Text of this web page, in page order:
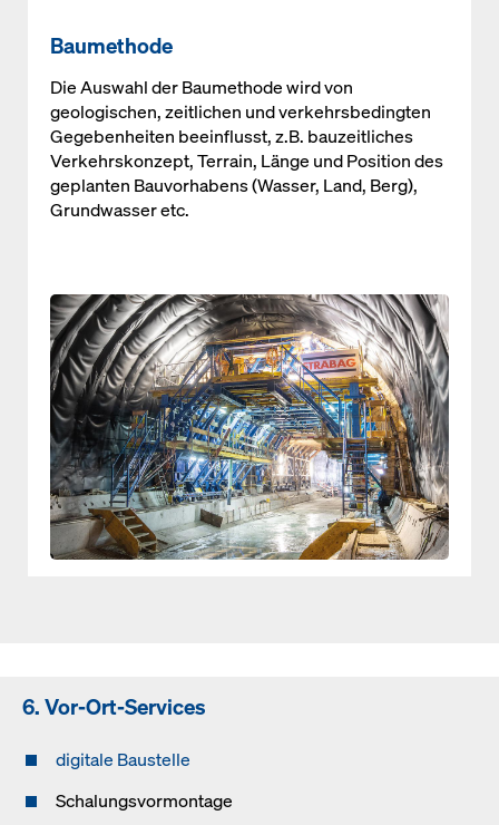
Baumethode
Die Auswahl der Baumethode wird von
geologischen, zeitlichen und verkehrsbedingten
Gegebenheiten beeinflusst, z.B. bauzeitliches
Verkehrskonzept, Terrain, Länge und Position des
geplanten Bauvorhabens (Wasser, Land, Berg),
Grundwasser etc.
Open
6. Vor-Ort-Services
digitale Baustelle
Schalungsvormontage